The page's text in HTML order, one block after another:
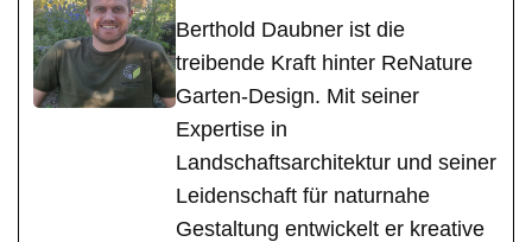
Berthold Daubner ist die
treibende Kraft hinter ReNature
Garten-Design. Mit seiner
Expertise in
Landschaftsarchitektur und seiner
Leidenschaft für naturnahe
Gestaltung entwickelt er kreative